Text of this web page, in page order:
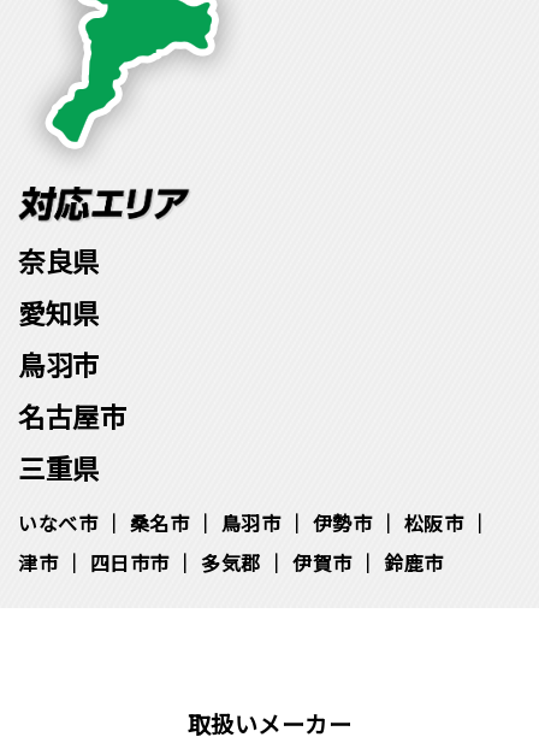
奈良県
愛知県
鳥羽市
名古屋市
三重県
いなべ市 桑名市 鳥羽市 伊勢市
松阪市
津市
四日市市 多気郡 伊賀市 鈴鹿市
取扱いメーカー